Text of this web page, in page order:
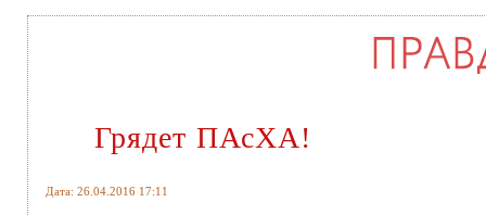
Грядет ПАсХА!
Дата: 26.04.2016 17:11